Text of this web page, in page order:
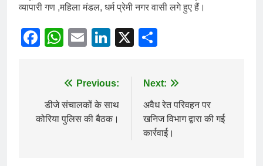
व्यापारी गण ,महिला मंडल, धर्म प्रेमी नगर वासी लगे हुए हैं।
Facebook
WhatsApp
EmailLinkedIn
X
navigation
Previous:
डीजे संचालकों के साथ
कोरिया पुलिस की बैठक।
Next:
अवैध रेत परिवहन पर
खनिज विभाग द्वारा की गई
कार्रवाई।